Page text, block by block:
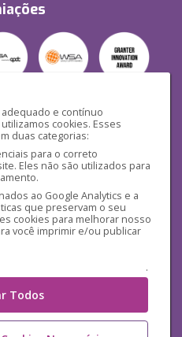
e contínuo
cookies. Esses
duas categorias:
para o correto
Eles não são utilizados para
ao Google Analytics e a
que preservam o seu
cookies para melhorar nosso
você imprimir e/ou publicar
.
Todos
Sociais